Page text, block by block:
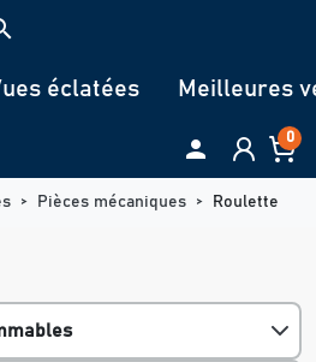
éclatées Meilleures
 0
Pièces mécaniques Roulette